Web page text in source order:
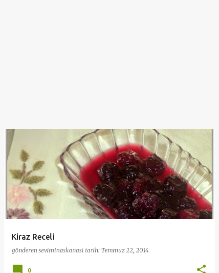
Kiraz Receli
gönderen seviminaskanasi tarih: Temmuz 22, 2014
0